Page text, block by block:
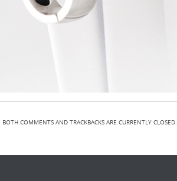
BOTH COMMENTS AND TRACKBACKS ARE CURRENTLY CLOSED.